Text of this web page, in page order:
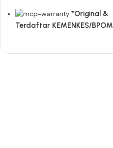
*Original &
Terdaftar KEMENKES/BPOM